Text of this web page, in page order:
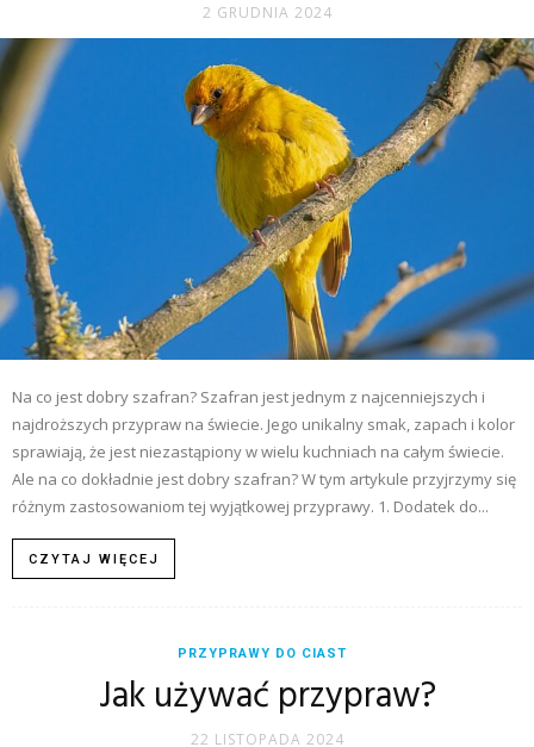
2 GRUDNIA 2024
Na co jest dobry szafran? Szafran jest jednym z najcenniejszych i
najdroższych przypraw na świecie. Jego unikalny smak, zapach i kolor
sprawiają, że jest niezastąpiony w wielu kuchniach na całym świecie.
Ale na co dokładnie jest dobry szafran? W tym artykule przyjrzymy się
różnym zastosowaniom tej wyjątkowej przyprawy. 1. Dodatek do...
CZYTAJ WIĘCEJ
PRZYPRAWY DO CIAST
Jak używać przypraw?
22 LISTOPADA 2024